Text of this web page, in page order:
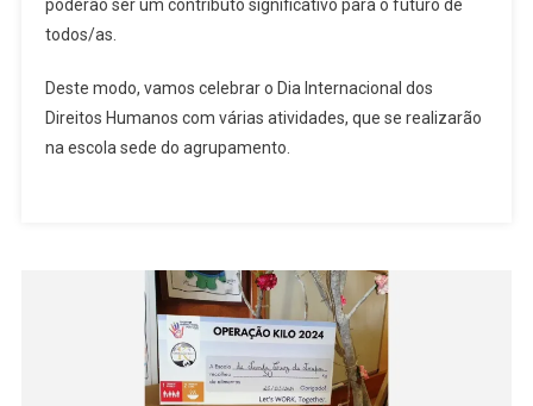
poderão ser um contributo significativo para o futuro de
todos/as.
Deste modo, vamos celebrar o Dia Internacional dos
Direitos Humanos com várias atividades, que se realizarão
na escola sede do agrupamento.